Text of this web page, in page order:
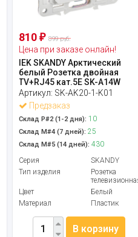
810₽ 899 руб.
Цена при заказе онлайн!
IEK SKANDY Арктический
белый Розетка двойная
TV+RJ45 кат.5E SK-A14W
Артикул: SK-AK20-1-K01
Предзаказ
Склад Р#2 (1-2 дня): 10
Склад М#4 (7 дней): 25
Склад М#5 (14 дней): 430
Серия
SKANDY
Тип изделия
Розетка
Цвет
Белый
Материал
Пластик
В корзину